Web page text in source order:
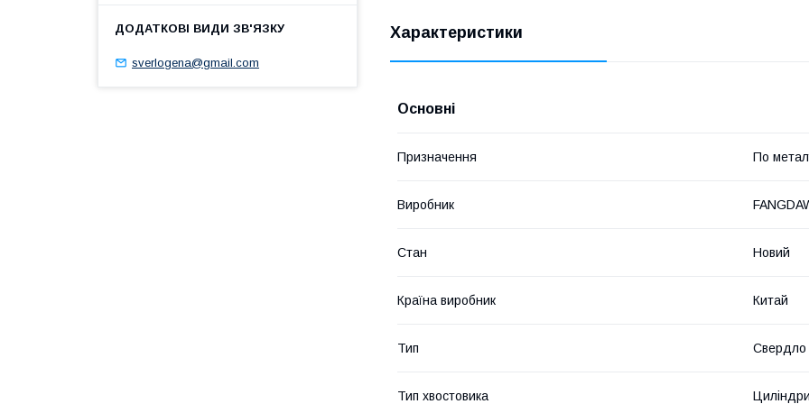
Характеристики
Основні
Призначення По
Виробник
Стан Новий
Країна виробник Китай
Тип Свердло
Тип хвостовика
sverlogena@gmail.com